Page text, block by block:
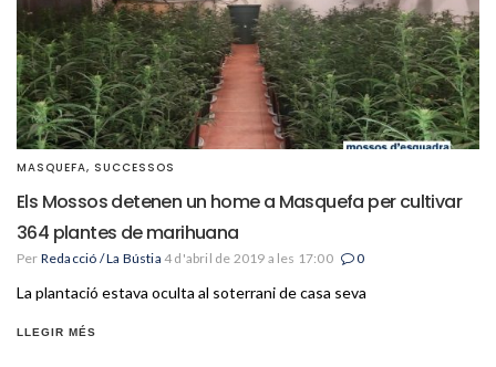
MASQUEFA, SUCCESSOS
Els Mossos detenen un home a Masquefa per cultivar
364 plantes de marihuana
Per Redacció / La Bústia 4 d'abril de 2019 a les 17:00 0
La plantació estava oculta al soterrani de casa seva
LLEGIR MÉS